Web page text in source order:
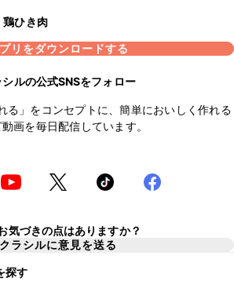
鶏ひき肉
リをダウンロードする
シルの公式SNSをフォロー
る」をコンセプトに、簡単においしく作れる
画を毎日配信しています。
気づきの点はありますか？
クラシルに意見を送る
探す